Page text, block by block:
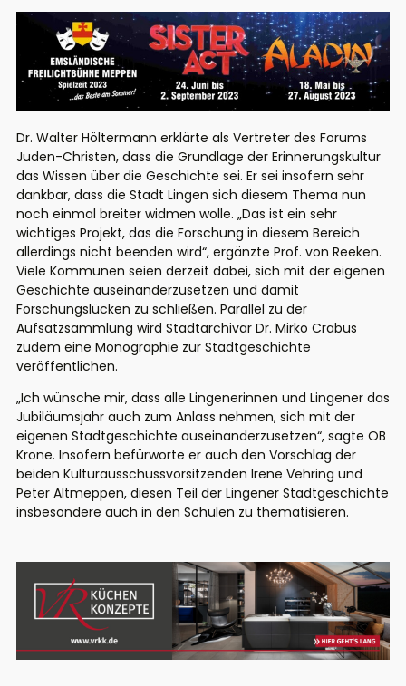
Dr. Walter Höltermann erklärte als Vertreter des Forums
Juden-Christen, dass die Grundlage der Erinnerungskultur
das Wissen über die Geschichte sei. Er sei insofern sehr
dankbar, dass die Stadt Lingen sich diesem Thema nun
noch einmal breiter widmen wolle. „Das ist ein sehr
wichtiges Projekt, das die Forschung in diesem Bereich
allerdings nicht beenden wird“, ergänzte Prof. von Reeken.
Viele Kommunen seien derzeit dabei, sich mit der eigenen
Geschichte auseinanderzusetzen und damit
Forschungslücken zu schließen. Parallel zu der
Aufsatzsammlung wird Stadtarchivar Dr. Mirko Crabus
zudem eine Monographie zur Stadtgeschichte
veröffentlichen.
„Ich wünsche mir, dass alle Lingenerinnen und Lingener das
Jubiläumsjahr auch zum Anlass nehmen, sich mit der
eigenen Stadtgeschichte auseinanderzusetzen“, sagte OB
Krone. Insofern befürworte er auch den Vorschlag der
beiden Kulturausschussvorsitzenden Irene Vehring und
Peter Altmeppen, diesen Teil der Lingener Stadtgeschichte
insbesondere auch in den Schulen zu thematisieren.